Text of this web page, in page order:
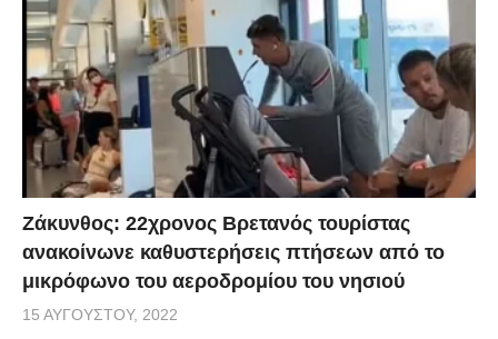
Ζάκυνθος: 22χρονος Βρετανός τουρίστας
ανακοίνωνε καθυστερήσεις πτήσεων από το
μικρόφωνο του αεροδρομίου του νησιού
15 ΑΥΓΟΎΣΤΟΥ, 2022